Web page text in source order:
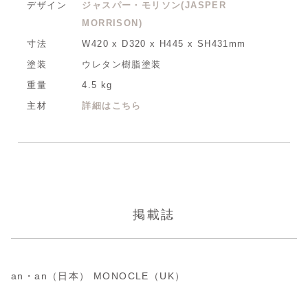
デザイン
ジャスパー・モリソン(JASPER
MORRISON)
寸法
W420 x D320 x H445 x SH431mm
塗装
ウレタン樹脂塗装
重量
4.5 kg
主材
詳細はこちら
掲載誌
an・an（日本） MONOCLE（UK）